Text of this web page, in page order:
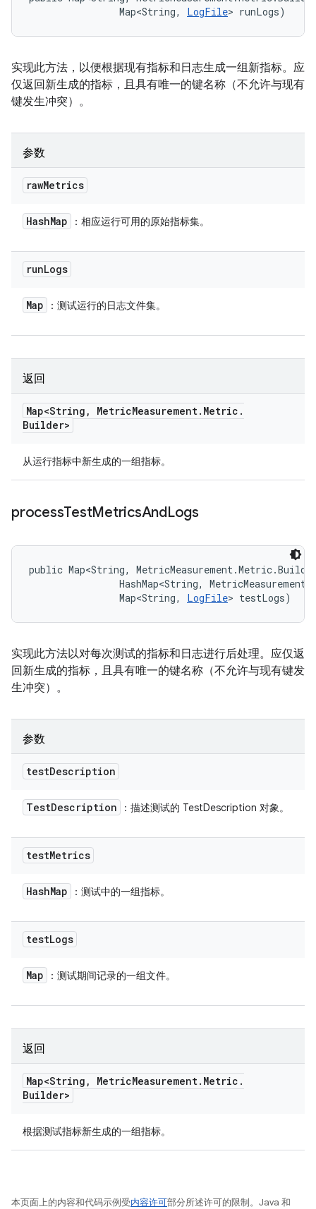
                Map<String,
LogFile> runLogs)
实现此方法，以便根据现有指标和日志生成一组新指标。应
仅返回新生成的指标，且具有唯一的键名称（不允许与现有
键发生冲突）。
参数
rawMetrics
HashMap ：相应运行可用的原始指标集。
runLogs
Map ：测试运行的日志文件集。
返回
Map<String , MetricMeasurement. Metric .
Builder>
从运行指标中新生成的一组指标。
processTestMetricsAndLogs
public Map<String,
HashMap<String,
                Map<String,
LogFile> testLogs)
实现此方法以对每次测试的指标和日志进行后处理。应仅返
回新生成的指标，且具有唯一的键名称（不允许与现有键发
生冲突）。
参数
testDescription
TestDescription ：描述测试的 TestDescription 对象。
testMetrics
HashMap ：测试中的一组指标。
testLogs
Map ：测试期间记录的一组文件。
返回
Map<String , MetricMeasurement. Metric .
Builder>
根据测试指标新生成的一组指标。
本页面上的内容和代码示例受内容许可部分所述许可的限制。Java 和